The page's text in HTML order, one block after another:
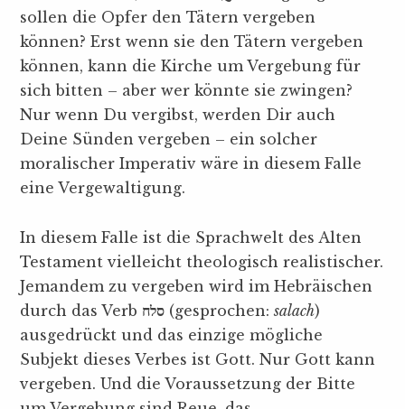
sollen die Opfer den Tätern vergeben
können? Erst wenn sie den Tätern vergeben
können, kann die Kirche um Vergebung für
sich bitten – aber wer könnte sie zwingen?
Nur wenn Du vergibst, werden Dir auch
Deine Sünden vergeben – ein solcher
moralischer Imperativ wäre in diesem Falle
eine Vergewaltigung.
In diesem Falle ist die Sprachwelt des Alten
Testament vielleicht theologisch realistischer.
Jemandem zu vergeben wird im Hebräischen
durch das Verb סלח (gesprochen:salach)
ausgedrückt und das einzige mögliche
Subjekt dieses Verbes ist Gott. Nur Gott kann
vergeben. Und die Voraussetzung der Bitte